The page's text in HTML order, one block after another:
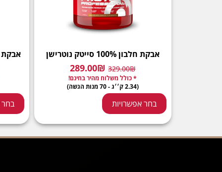
אבקת חלבון 100% סייטק נוטרישן
329.00₪
289.00₪
* כולל משלוח מהיר בחינם!
(2.34 ק׳׳ג - 70 מנות הגשה)
בחר אפשרויות
אבקת חלבון
בחר